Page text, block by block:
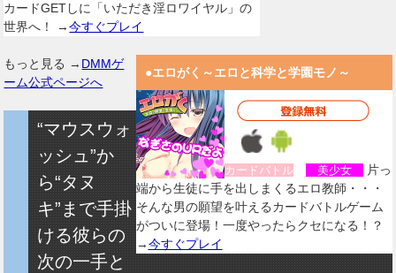
カードGETしに「いただき淫ロワイヤル」の
世界へ！ →今すぐプレイ
●エロがく～エロと科学と学園モノ～
カードバトル 美少女
片っ
端から生徒に手を出しまくるエロ教師・・・
そんな男の願望を叶えるカードバトルゲーム
がついに登場！一度やったらクセになる！？
→今すぐプレイ
もっと見る → DMMゲ
ーム公式ページへ
“マウスウォ
ッシュ”か
ら“タヌ
キ”まで手掛
ける彼らの
次の一手と